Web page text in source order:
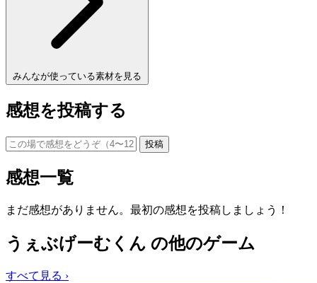
みんなが使っている素材を見る
感想を投稿する
投稿
感想一覧
まだ感想がありません。最初の感想を投稿しましょう！
うぇぶげーむくん の他のゲーム
すべて見る ›